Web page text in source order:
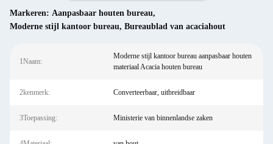
Markeren: Aanpasbaar houten bureau,
Moderne stijl kantoor bureau, Bureaublad van acaciahout
1Naam:
Moderne stijl kantoor bureau aanpasbaar houten
materiaal Acacia houten bureau
2kenmerk: Converteerbaar, uitbreidbaar
3Toepassing: Ministerie van binnenlandse zaken